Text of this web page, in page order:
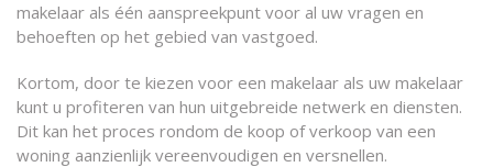
makelaar als één aanspreekpunt voor al uw vragen en
behoeften op het gebied van vastgoed.
Kortom, door te kiezen voor een makelaar als uw makelaar
kunt u profiteren van hun uitgebreide netwerk en diensten.
Dit kan het proces rondom de koop of verkoop van een
woning aanzienlijk vereenvoudigen en versnellen.